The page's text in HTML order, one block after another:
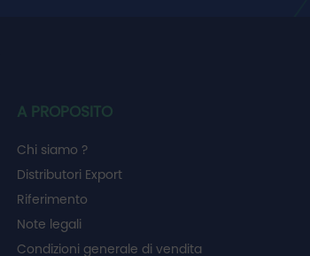
A PROPOSITO
Chi siamo ?
Distributori Export
Riferimento
Note legali
Condizioni generale di vendita